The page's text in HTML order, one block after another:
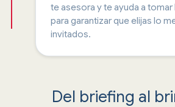
te asesora y te ayuda a tomar
para garantizar que elijas lo
invitados.
Del briefing al